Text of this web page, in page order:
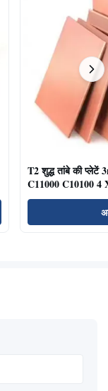
T2 शुद्ध तांबे की प्लेटें
C11000 C10100 4